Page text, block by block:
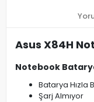
Asus X84H
Notebook
Batarya Hızla
Şarj Almıyor